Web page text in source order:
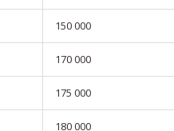
150 000
170 000
175 000
180 000